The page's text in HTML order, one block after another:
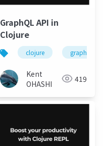
関数型プログラミング
GraphQL API in
Clojure
clojure graphql
Kent
OHASHI
419